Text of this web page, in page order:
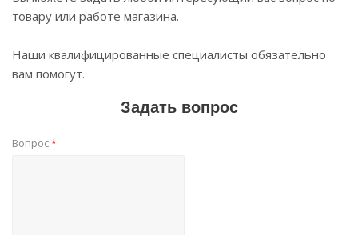
товару или работе магазина.
Наши квалифицированные специалисты обязательно
вам помогут.
Задать вопрос
Вопрос*